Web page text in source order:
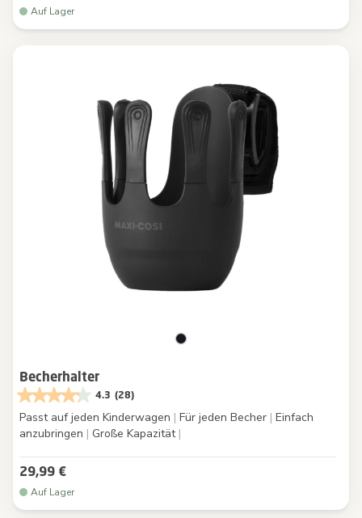
Auf Lager
Becherhalter
4.3 (28)
Passt auf jeden Kinderwagen | Für jeden Becher | Einfach
anzubringen | Große Kapazität |
29,99 €
Auf Lager